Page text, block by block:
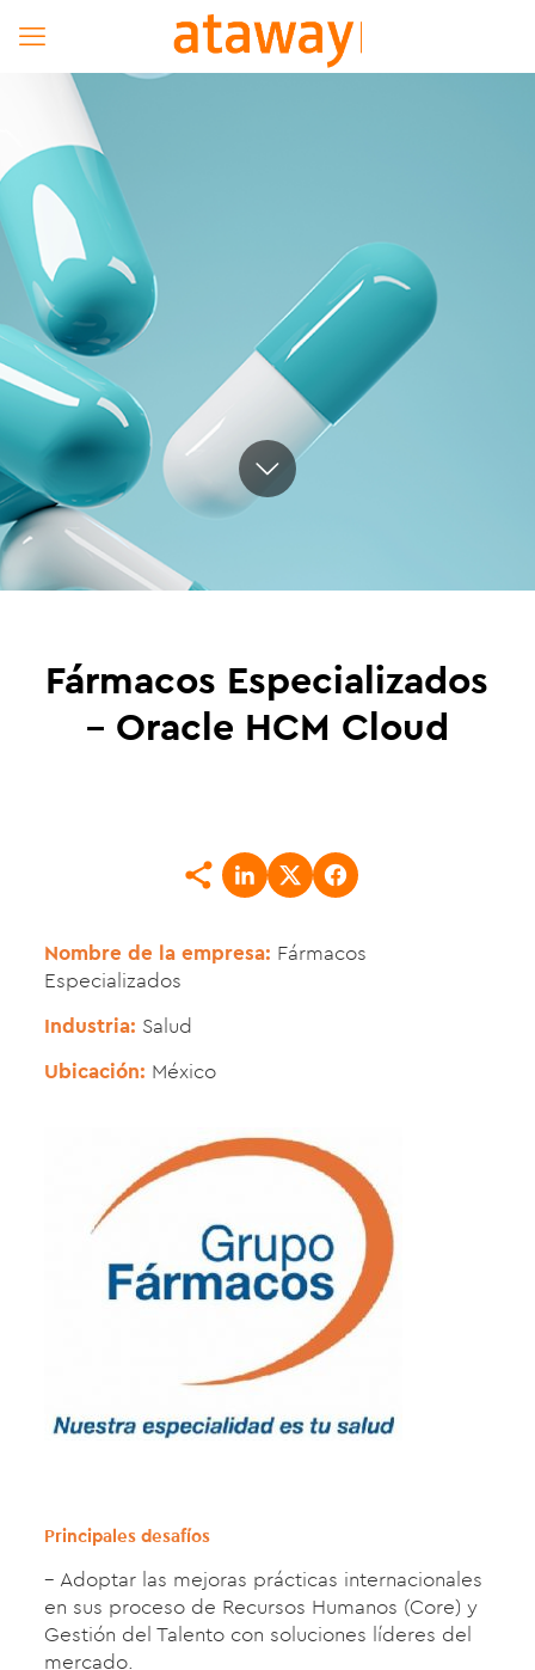
Fármacos Especializados
– Oracle HCM Cloud
Nombre de la empresa: Fármacos
Especializados
Industria: Salud
Ubicación: México
Principales desafíos
– Adoptar las mejoras prácticas internacionales
en sus proceso de Recursos Humanos (Core) y
Gestión del Talento con soluciones líderes del
mercado.